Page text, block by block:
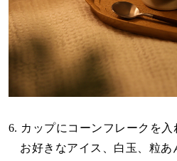
6. カップにコーンフレークを入
お好きなアイス、白玉、粒あ